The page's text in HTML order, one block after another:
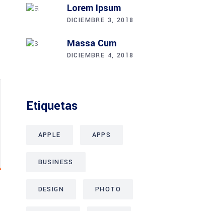
Lorem Ipsum
DICIEMBRE 3, 2018
Massa Cum
DICIEMBRE 4, 2018
Etiquetas
APPLE APPS
BUSINESS
DESIGN PHOTO